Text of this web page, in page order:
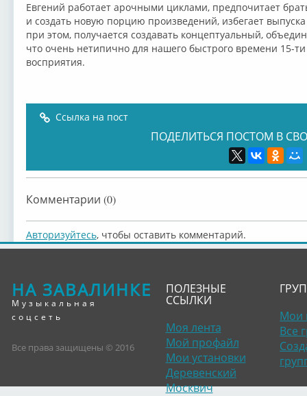
Евгений работает арочными циклами, предпочитает
и создать новую порцию произведений, избегает
при этом, получается создавать концептуальный,
что очень нетипично для нашего быстрого времени 15-
восприятия.
Ссылка на пост
ПОДЕЛИТЬСЯ ПОСТОМ В
Комментарии (0)
Авторизуйтесь, чтобы оставить комментарий.
НА ЗАВАЛИНКЕ
Музыкальная
соцсеть
Все права защищены © 2016
ПОЛЕЗНЫЕ
ССЫЛКИ
Моя лента
Мой профайл
Мои установки
Деревенский
Москвич
Мои
Все